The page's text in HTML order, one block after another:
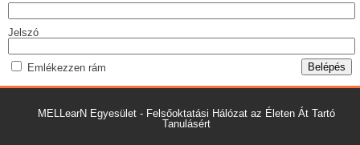
Jelszó
Emlékezzen rám
MELLearN Egyesület - Felsőoktatási Hálózat az Életen Át Tartó
Tanulásért